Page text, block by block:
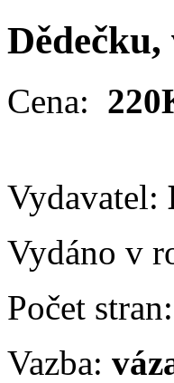
Cena:
Vydavatel:
Vydáno v
Počet stran:
Vazba: